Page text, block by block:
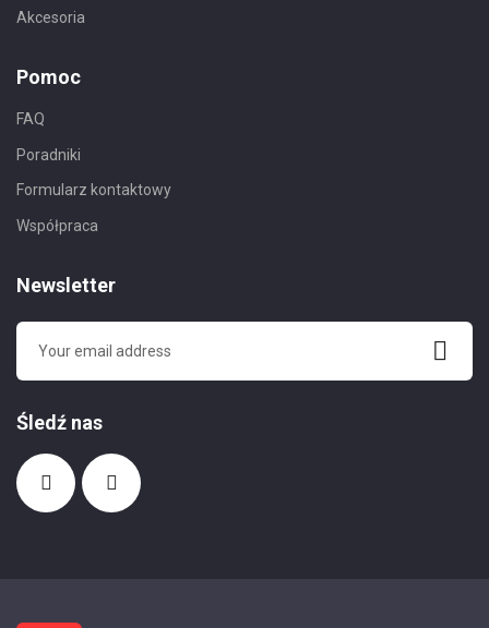
Akcesoria
Pomoc
FAQ
Poradniki
Formularz kontaktowy
Współpraca
Newsletter
Śledź nas